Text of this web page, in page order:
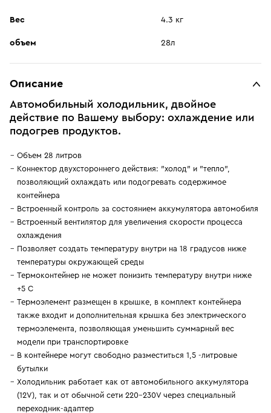
Вес 4.3 кг
объем 28л
Описание
Автомобильный холодильник, двойное
действие по Вашему выбору: охлаждение или
подогрев продуктов.
Объем 28 литров
Коннектор двухстороннего действия: "холод" и "тепло",
позволяющий охлаждать или подогревать содержимое
контейнера
Встроенный контроль за состоянием аккумулятора автомобиля
Встроенный вентилятор для увеличения скорости процесса
охлаждения
Позволяет создать температуру внутри на 18 градусов ниже
температуры окружающей среды
Термоконтейнер не может понизить температуру внутри ниже
+5 С
Термоэлемент размещен в крышке, в комплект контейнера
также входит и дополнительная крышка без электрического
термоэлемента, позволяющая уменьшить суммарный вес
модели при транспортировке
В контейнере могут свободно разместиться 1,5 -литровые
бутылки
Холодильник работает как от автомобильного аккумулятора
(12V), так и от обычной сети 220-230V через специальный
переходник-адаптер